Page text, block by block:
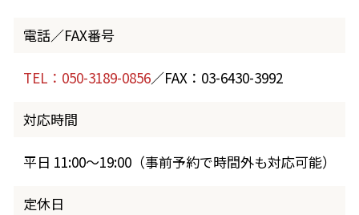
電話／FAX番号
TEL：050-3189-0856／FAX：03-6430-3992
対応時間
平日 11:00～19:00（事前予約で時間外も対応可能）
定休日